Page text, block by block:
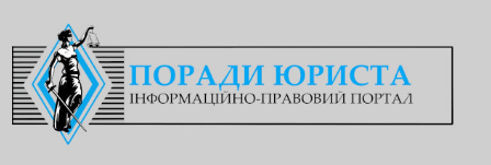
до
основного
вмісту